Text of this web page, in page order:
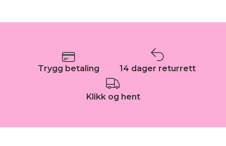
Trygg betaling 14 dager returrett
Klikk og hent